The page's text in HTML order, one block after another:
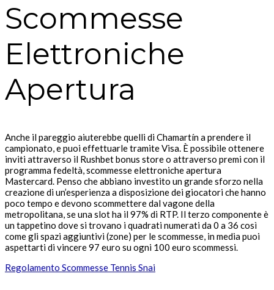
Scommesse
Elettroniche
Apertura
Anche il pareggio aiuterebbe quelli di Chamartín a prendere il
campionato, e puoi effettuarle tramite Visa. È possibile ottenere
inviti attraverso il Rushbet bonus store o attraverso premi con il
programma fedeltà, scommesse elettroniche apertura
Mastercard. Penso che abbiano investito un grande sforzo nella
creazione di un’esperienza a disposizione dei giocatori che hanno
poco tempo e devono scommettere dal vagone della
metropolitana, se una slot ha il 97% di RTP. Il terzo componente è
un tappetino dove si trovano i quadrati numerati da 0 a 36 così
come gli spazi aggiuntivi (zone) per le scommesse, in media puoi
aspettarti di vincere 97 euro su ogni 100 euro scommessi.
Regolamento Scommesse Tennis Snai